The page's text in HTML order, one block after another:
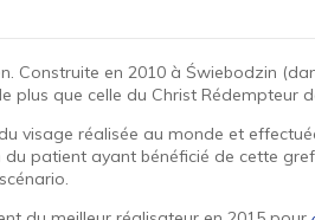
Construite en 2010 à Świebodzin
plus que celle du Christ Rédempteur
visage réalisée au monde et
du patient ayant bénéficié de cette